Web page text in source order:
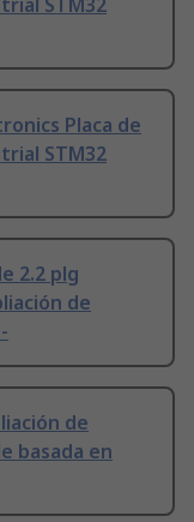
STM32
Placa de
STM32
2.2 plg
de
de
basada en